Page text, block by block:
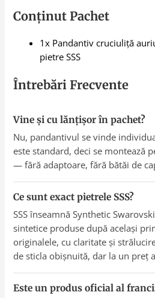
Conținut Pachet
1x Pandantiv cruciuliță
pietre SSS
Întrebări Frecvente
Vine și cu lănțișor în pachet?
Nu, pandantivul se vinde
este standard, deci se montează
— fără adaptoare, fără bătăi de
Ce sunt exact pietrele SSS?
SSS înseamnă Synthetic
sintetice produse după același
originalele, cu claritate și
de sticla obișnuită, dar la un preț
Este un produs oficial al